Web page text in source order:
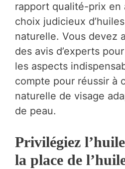
rapport qualité-prix en
choix judicieux
naturelle. Vous devez
des avis d’experts
les aspects
compte pour réussir à
naturelle de visage
de peau.
Privilégiez
la place de